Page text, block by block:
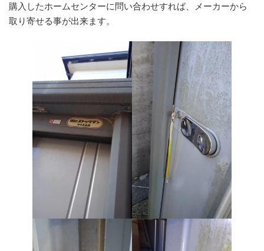
購入したホームセンターに問い合わせすれば、メーカーから
取り寄せる事が出来ます。